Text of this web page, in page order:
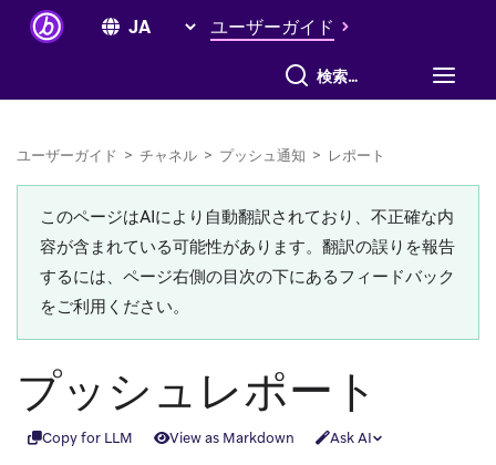
ユーザーガイド
すべて検索
ユーザーガイド > チャネル > プッシュ通知 > レポート
このページはAIにより自動翻訳されており、不正確な内
容が含まれている可能性があります。翻訳の誤りを報告
するには、ページ右側の目次の下にあるフィードバック
をご利用ください。
プッシュレポート
Copy for LLM View as Markdown Ask AI